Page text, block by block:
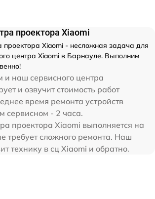
проектора Xiaomi
Xiaomi - несложная задача для
центра Xiaomi в Барнауле. Выполним
и наш сервисного центра
и озвучит стоимость работ
время ремонта устройств
сервисном - 2 часа.
проектора Xiaomi выполняется на
требует сложного ремонта. Наш
технику в сц Xiaomi и обратно.